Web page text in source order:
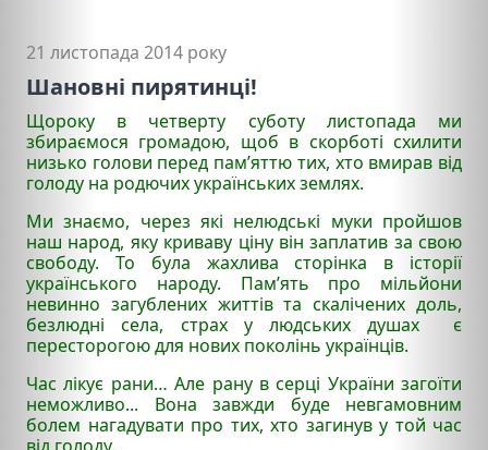
21 листопада 2014 року
Шановні пирятинці!
Щороку в четверту суботу листопада ми
збираємося громадою, щоб в скорботі схилити
низько голови перед пам’яттю тих, хто вмирав від
голоду на родючих українських землях.
Ми знаємо, через які нелюдські муки пройшов
наш народ, яку криваву ціну він заплатив за свою
свободу. То була жахлива сторінка в історії
українського народу. Пам’ять про мільйони
невинно загублених життів та скалічених доль,
безлюдні села, страх у людських душах є
пересторогою для нових поколінь українців.
Час лікує рани… Але рану в серці України загоїти
неможливо... Вона завжди буде невгамовним
болем нагадувати про тих, хто загинув у той час